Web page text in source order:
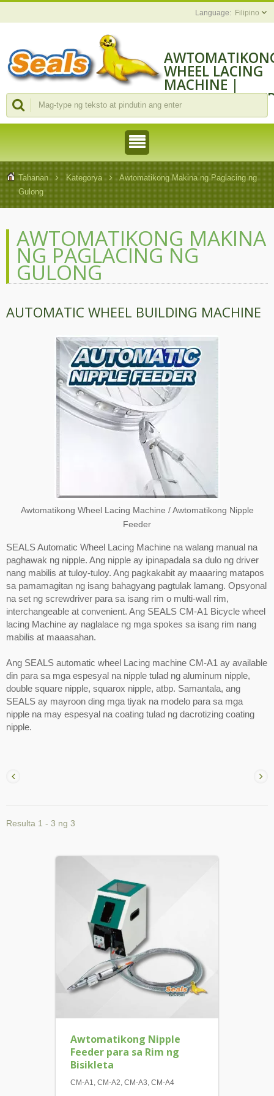
Filipino
WHEEL LACING
MACHINE |
NG MGA
AT TOOL NG
ASSEMBLY
Tahanan Kategorya
Awtomatikong Makina ng Paglacing ng
Gulong
AWTOMATIKONG MAKINA
NG PAGLACING NG
GULONG
AUTOMATIC WHEEL BUILDING MACHINE
Awtomatikong Wheel Lacing Machine / Awtomatikong Nipple
Feeder
SEALS Automatic Wheel Lacing Machine na walang manual na
paghawak ng nipple. Ang nipple ay ipinapadala sa dulo ng driver
nang mabilis at tuloy-tuloy. Ang pagkakabit ay maaaring matapos
sa pamamagitan ng isang bahagyang pagtulak lamang. Opsyonal
na set ng screwdriver para sa isang rim o multi-wall rim,
interchangeable at convenient. Ang SEALS CM-A1 Bicycle wheel
lacing Machine ay naglalace ng mga spokes sa isang rim nang
mabilis at maaasahan.
Ang SEALS automatic wheel Lacing machine CM-A1 ay available
din para sa mga espesyal na nipple tulad ng aluminum nipple,
double square nipple, squarox nipple, atbp. Samantala, ang
SEALS ay mayroon ding mga tiyak na modelo para sa mga
nipple na may espesyal na coating tulad ng dacrotizing coating
nipple.
Resulta 1 - 3 ng 3
Awtomatikong Nipple
Feeder para sa Rim ng
Bisikleta
CM-A1, CM-A2, CM-A3, CM-A4